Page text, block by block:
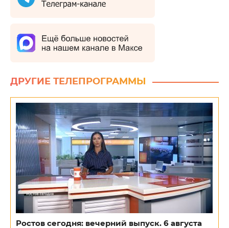
ДРУГИЕ ТЕЛЕПРОГРАММЫ
Ростов сегодня: вечерний выпуск. 6 августа